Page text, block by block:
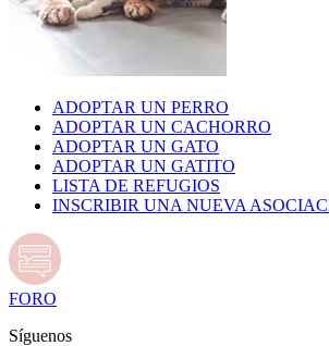
ADOPTAR UN PERRO
ADOPTAR UN CACHORRO
ADOPTAR UN GATO
ADOPTAR UN GATITO
LISTA DE REFUGIOS
INSCRIBIR UNA NUEVA
FORO
Síguenos